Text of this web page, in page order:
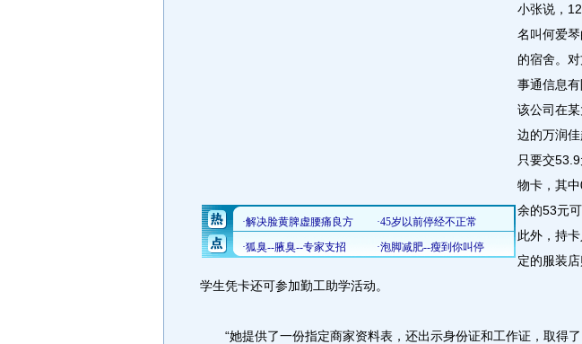
小张说，
名叫何爱
的宿舍。
事通信息有
该公司在
边的万润佳
只要交
物卡，其
余的53元
此外，持
定的服装店
学生凭卡还可参加勤工助学活动。
“她提供了一份指定商家资料表，还出示身份证和工作证，取得